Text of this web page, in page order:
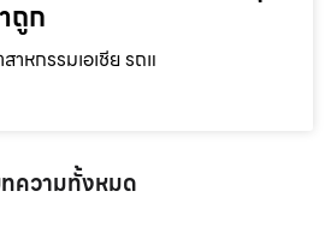
ถูก
าหกรรมเอเชีย รถแ
ความทั้งหมด